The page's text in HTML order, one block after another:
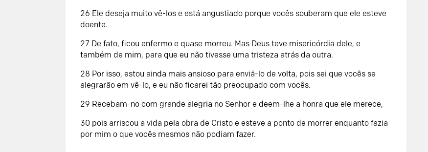
26 Ele deseja muito vê-los e está angustiado porque vocês souberam que ele esteve
doente.
27 De fato, ficou enfermo e quase morreu. Mas Deus teve misericórdia dele, e
também de mim, para que eu não tivesse uma tristeza atrás da outra.
28 Por isso, estou ainda mais ansioso para enviá-lo de volta, pois sei que vocês se
alegrarão em vê-lo, e eu não ficarei tão preocupado com vocês.
29 Recebam-no com grande alegria no Senhor e deem-lhe a honra que ele merece,
30 pois arriscou a vida pela obra de Cristo e esteve a ponto de morrer enquanto fazia
por mim o que vocês mesmos não podiam fazer.